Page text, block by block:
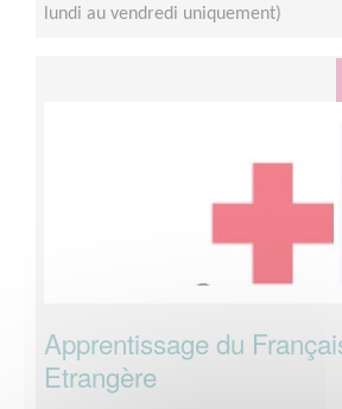
lundi au vendredi uniquement)
Apprentissage du
Etrangère